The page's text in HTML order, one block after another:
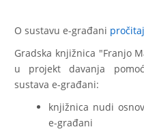
O sustavu e-građani
Gradska knjižnica "Franjo
u projekt davanja
sustava e-građani:
knjižnica nudi
e-građani